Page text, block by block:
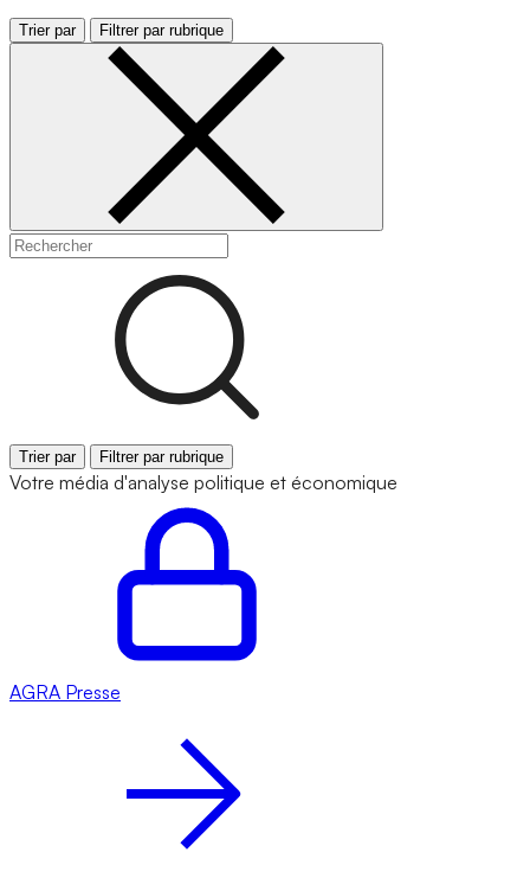
Trier par Filtrer par rubrique
Trier par Filtrer par rubrique
Votre média d'analyse politique et économique
AGRA Presse